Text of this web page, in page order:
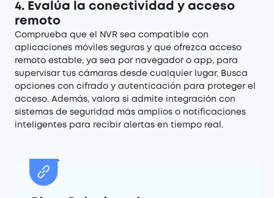
4. Evalúa la conectividad y acceso
remoto
Comprueba que el NVR sea compatible con
aplicaciones móviles seguras y que ofrezca acceso
remoto estable, ya sea por navegador o app, para
supervisar tus cámaras desde cualquier lugar. Busca
opciones con cifrado y autenticación para proteger el
acceso. Además, valora si admite integración con
sistemas de seguridad más amplios o notificaciones
inteligentes para recibir alertas en tiempo real.